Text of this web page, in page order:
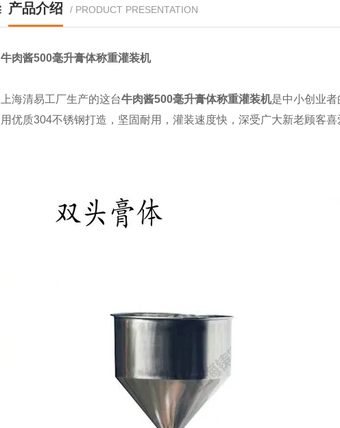
产品介绍 / PRODUCT PRESENTATION
牛肉酱500毫升膏体称重灌装机
上海清易工厂生产的这台牛肉酱500毫升膏体称重灌装机是中小创业
用优质304不锈钢打造，坚固耐用，灌装速度快，深受广大新老顾客喜